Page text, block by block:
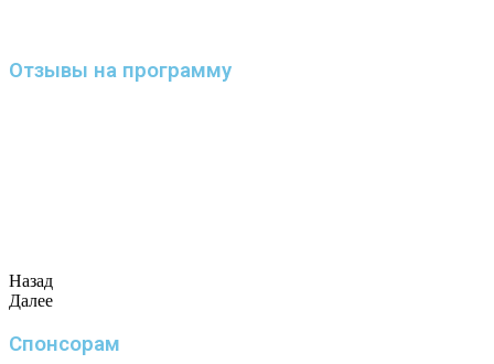
Отзывы на программу
Назад
Далее
Спонсорам